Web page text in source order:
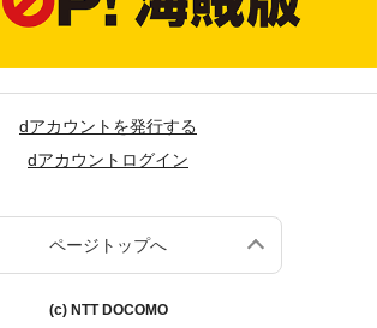
dアカウントを発行する
dアカウントログイン
ページトップへ
(c) NTT DOCOMO